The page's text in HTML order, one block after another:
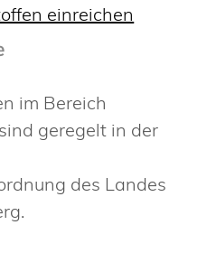
einreichen
im Bereich
geregelt in der
des Landes